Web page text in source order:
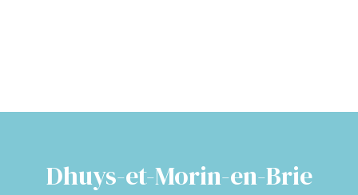
Dhuys-et-Morin-en-Brie